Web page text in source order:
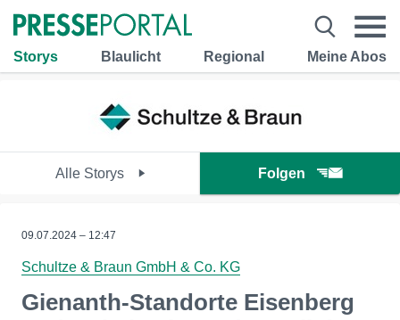
Storys Blaulicht Regional Meine Abos
Alle Storys Folgen
09.07.2024 – 12:47
Schultze & Braun GmbH & Co. KG
Gienanth-Standorte Eisenberg